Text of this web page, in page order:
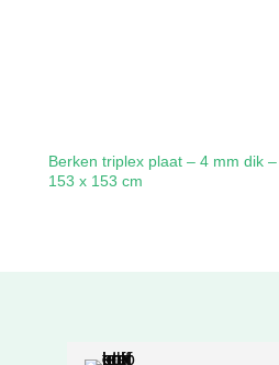
Berken triplex plaat – 4 mm dik –
153 x 153 cm